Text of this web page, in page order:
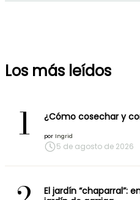
Los más leídos
1 ¿Cómo cosechar y
por Ingrid
5 de agosto de 2026
El jardín “chaparral”: